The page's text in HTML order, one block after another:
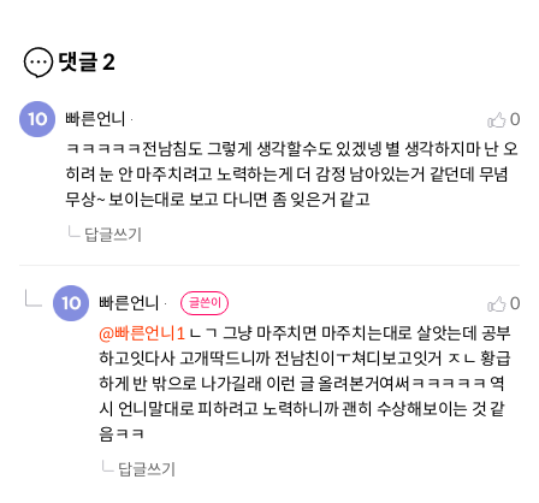
댓글2
빠른언니
0
ㅋㅋㅋㅋㅋ전남침도 그렇게 생각할수도 있겠넹 별 생각하지마 난 오
히려 눈 안 마주치려고 노력하는게 더 감정 남아있는거 같던데 무념
무상~ 보이는대로 보고 다니면 좀 잊은거 같고
답글쓰기
빠른언니 글쓴이
0
@빠른언니1 ㄴㄱ 그냥 마주치면 마주치는대로 살앗는데 공부
하고잇다사 고개딱드니까 전남친이ㅜ쳐디보고잇거 ㅈㄴ 황급
하게 반 밖으로 나가길래 이런 글 올려본거여써ㅋㅋㅋㅋㅋ 역
시 언니말대로 피하려고 노력하니까 괜히 수상해보이는 것 같
음ㅋㅋ
답글쓰기